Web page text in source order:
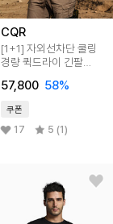
CQR
[1+1] 자외선차단 쿨링
경량 퀵드라이 긴팔
57,800 58%
쿠폰
17 5 (1)